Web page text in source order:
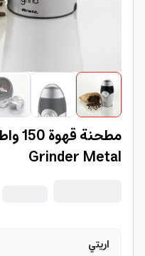
Grinder Metal
اريتي